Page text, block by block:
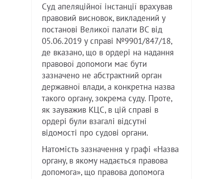
Суд апеляційної інстанції врахував
правовий висновок, викладений у
постанові Великої палати ВС від
05.06.2019 у справі №9901/847/18,
де вказано, що в ордері на надання
правової допомоги має бути
зазначено не абстрактний орган
державної влади, а конкретна назва
такого органу, зокрема суду. Проте,
як зауважив КЦС, в цій справі в
ордері були взагалі відсутні
відомості про судові органи.
Натомість зазначення у графі «Назва
органу, в якому надається правова
допомога», що правова допомога